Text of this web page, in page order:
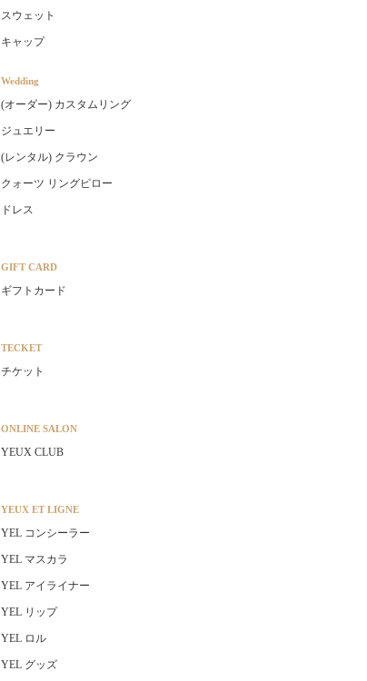
スウェット
キャップ
Wedding
(オーダー) カスタムリング
ジュエリー
(レンタル) クラウン
クォーツ リングピロー
ドレス
GIFT CARD
ギフトカード
TECKET
チケット
ONLINE SALON
YEUX CLUB
YEUX ET LIGNE
YEL コンシーラー
YEL マスカラ
YEL アイライナー
YEL リップ
YEL ロル
YEL グッズ